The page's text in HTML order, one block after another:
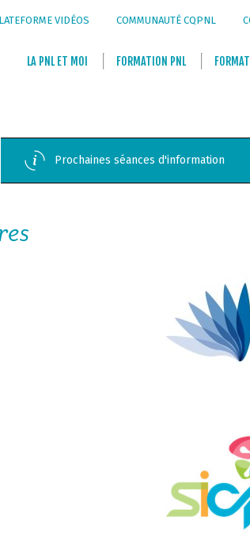
VIDÉOS COMMUNAUTÉ CQPNL
LA PNL ET MOI FORMATION PNL
Prochaines séances d'information